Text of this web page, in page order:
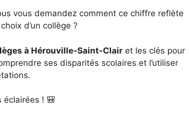
vous demandez comment ce chiffre reflète
d’un collège ?
à Hérouville-Saint-Clair et les clés pour
ses disparités scolaires et l’utiliser
! 🎒